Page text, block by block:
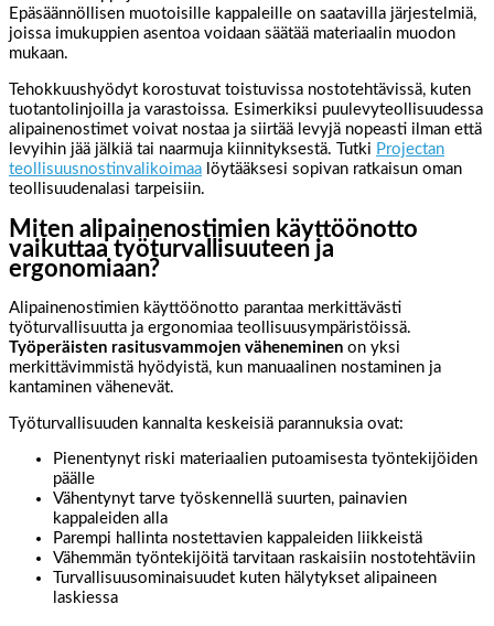
Epäsäännöllisen muotoisille kappaleille on saatavilla järjestelmiä,
joissa imukuppien asentoa voidaan säätää materiaalin muodon
mukaan.
Tehokkuushyödyt korostuvat toistuvissa nostotehtävissä, kuten
tuotantolinjoilla ja varastoissa. Esimerkiksi puulevyteollisuudessa
alipainenostimet voivat nostaa ja siirtää levyjä nopeasti ilman että
levyihin jää jälkiä tai naarmuja kiinnityksestä. Tutki Projectan
teollisuusnostinvalikoimaa löytääksesi sopivan ratkaisun oman
teollisuudenalasi tarpeisiin.
Miten alipainenostimien käyttöönotto
vaikuttaa työturvallisuuteen ja
ergonomiaan?
Alipainenostimien käyttöönotto parantaa merkittävästi
työturvallisuutta ja ergonomiaa teollisuusympäristöissä.
Työperäisten rasitusvammojen väheneminen on yksi
merkittävimmistä hyödyistä, kun manuaalinen nostaminen ja
kantaminen vähenevät.
Työturvallisuuden kannalta keskeisiä parannuksia ovat:
Pienentynyt riski materiaalien putoamisesta työntekijöiden
päälle
Vähentynyt tarve työskennellä suurten, painavien
kappaleiden alla
Parempi hallinta nostettavien kappaleiden liikkeistä
Vähemmän työntekijöitä tarvitaan raskaisiin nostotehtäviin
Turvallisuusominaisuudet kuten hälytykset alipaineen
laskiessa